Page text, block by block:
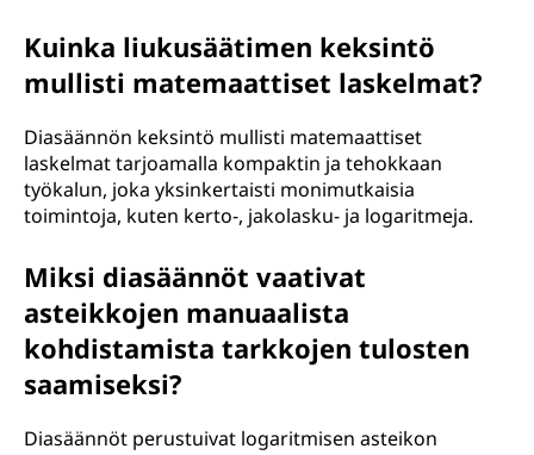
Kuinka liukusäätimen keksintö
mullisti matemaattiset laskelmat?
Diasäännön keksintö mullisti matemaattiset
laskelmat tarjoamalla kompaktin ja tehokkaan
työkalun, joka yksinkertaisti monimutkaisia
toimintoja, kuten kerto-, jakolasku- ja logaritmeja.
Miksi diasäännöt vaativat
asteikkojen manuaalista
kohdistamista tarkkojen tulosten
saamiseksi?
Diasäännöt perustuivat logaritmisen asteikon